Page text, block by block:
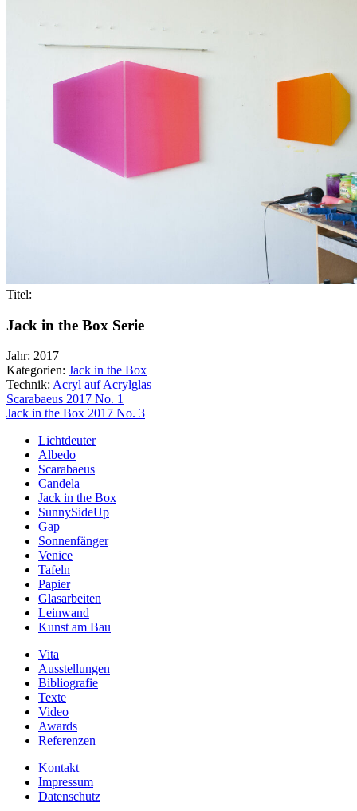
Titel:
Jack in the Box Serie
Jahr: 2017
Kategorien: Jack in the Box
Technik: Acryl auf Acrylglas
Beitragsnavigation
Scarabaeus 2017 No. 1
Jack in the Box 2017 No. 3
Lichtdeuter
Albedo
Scarabaeus
Candela
Jack in the Box
SunnySideUp
Gap
Sonnenfänger
Venice
Tafeln
Papier
Glasarbeiten
Leinwand
Kunst am Bau
Vita
Ausstellungen
Bibliografie
Texte
Video
Awards
Referenzen
Kontakt
Impressum
Datenschutz